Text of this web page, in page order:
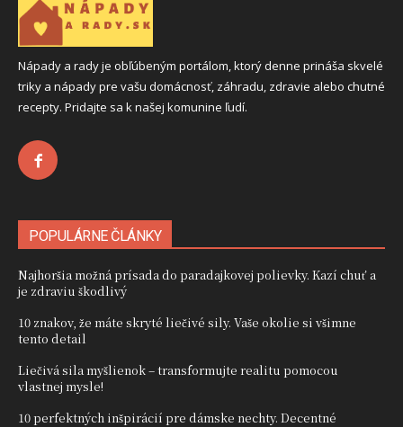
Nápady a rady je obľúbeným portálom, ktorý denne prináša skvelé
triky a nápady pre vašu domácnosť, záhradu, zdravie alebo chutné
recepty. Pridajte sa k našej komunine ľudí.
POPULÁRNE ČLÁNKY
Najhoršia možná prísada do paradajkovej polievky. Kazí chuť a
je zdraviu škodlivý
10 znakov, že máte skryté liečivé sily. Vaše okolie si všimne
tento detail
Liečivá sila myšlienok – transformujte realitu pomocou
vlastnej mysle!
10 perfektných inšpirácií pre dámske nechty. Decentné